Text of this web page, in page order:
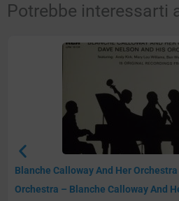
Potrebbe interessarti
Blanche Calloway And Her
Orchestra – Blanche Calloway And